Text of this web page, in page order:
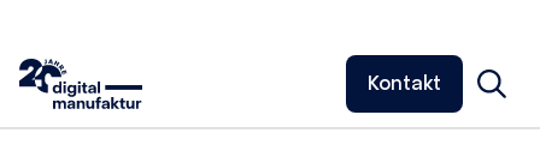
Kontakt